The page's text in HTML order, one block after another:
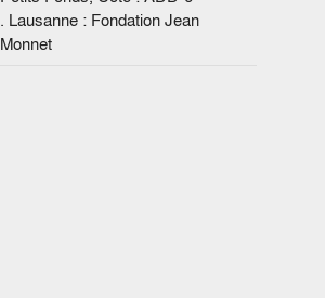
. Lausanne : Fondation Jean
Monnet